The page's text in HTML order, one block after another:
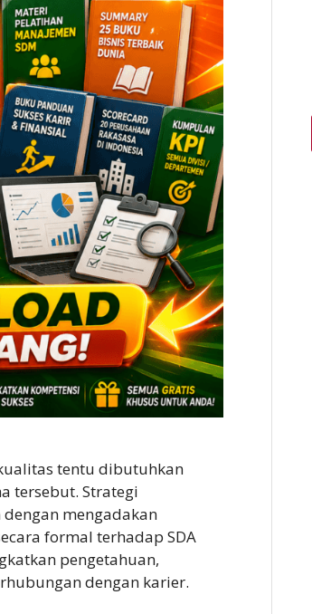
tentu dibutuhkan
tersebut. Strategi
mengadakan
formal terhadap SDA
pengetahuan,
dengan karier.